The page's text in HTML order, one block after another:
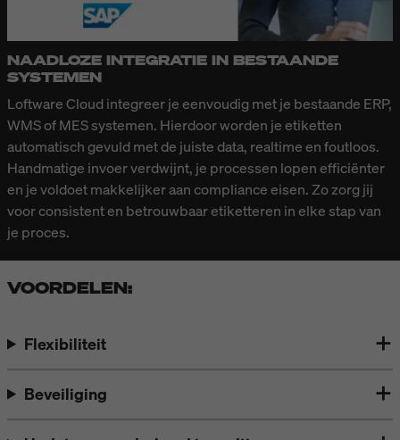
NAADLOZE INTEGRATIE IN BESTAANDE
SYSTEMEN
Loftware Cloud integreer je eenvoudig met je bestaande ERP,
WMS of MES systemen. Hierdoor worden je etiketten
automatisch gevuld met de juiste data, realtime en foutloos.
Handmatige invoer verdwijnt, je processen lopen efficiënter
en je voldoet makkelijker aan compliance eisen. Zo zorg jij
voor consistent en betrouwbaar etiketteren in elke stap van
je proces.
VOORDELEN:
Flexibiliteit
Beveiliging